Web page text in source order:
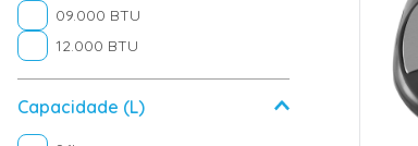
Frigobar
Espremedor de Frutas
Escova Elétrica
Coifa
09.000 BTU
12.000 BTU
Capacidade (L)